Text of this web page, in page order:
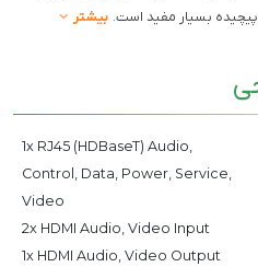
بسیار مفید است. بیشتر
1x RJ45 (HDBaseT) Audio,
Control, Data, Power, Service,
Video
2x HDMI Audio, Video Input
1x HDMI Audio, Video Output